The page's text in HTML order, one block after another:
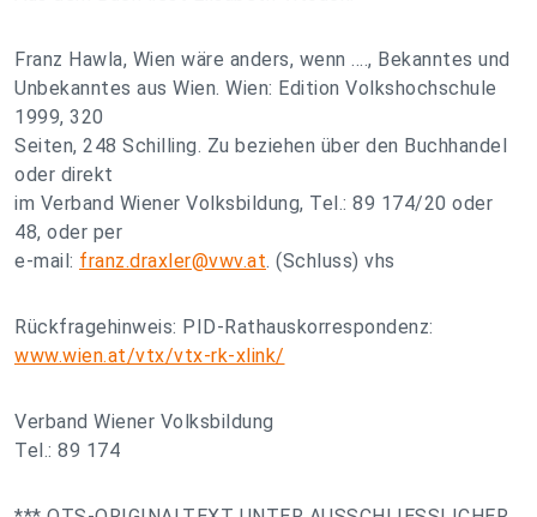
Franz Hawla, Wien wäre anders, wenn ...., Bekanntes und
Unbekanntes aus Wien. Wien: Edition Volkshochschule
1999, 320
Seiten, 248 Schilling. Zu beziehen über den Buchhandel
oder direkt
im Verband Wiener Volksbildung, Tel.: 89 174/20 oder
48, oder per
e-mail: franz.draxler@vwv.at. (Schluss) vhs
Rückfragehinweis: PID-Rathauskorrespondenz:
www.wien.at/vtx/vtx-rk-xlink/
Verband Wiener Volksbildung
Tel.: 89 174